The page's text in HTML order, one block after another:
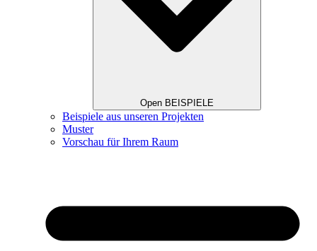
Open BEISPIELE
Beispiele aus unseren Projekten
Muster
Vorschau für Ihrem Raum